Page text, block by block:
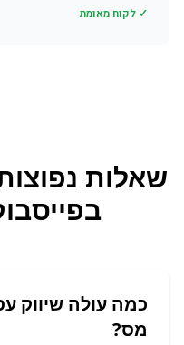
✓ לקוח מאומת
שאלות
כמה עולה שיווק
מס?